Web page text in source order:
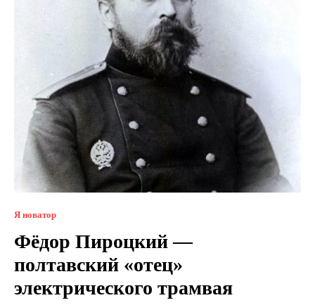
Я новатор
Фёдор Пироцкий —
полтавский «отец»
электрического трамвая